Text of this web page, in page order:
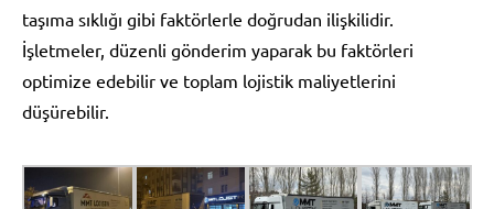
taşıma sıklığı gibi faktörlerle doğrudan ilişkilidir.
İşletmeler, düzenli gönderim yaparak bu faktörleri
optimize edebilir ve toplam lojistik maliyetlerini
düşürebilir.